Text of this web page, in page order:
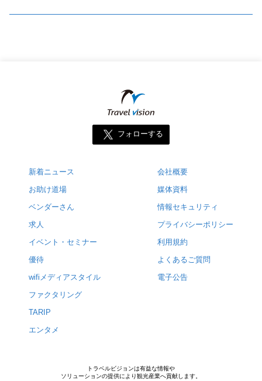
フォローする
新着ニュース
お助け道場
ベンダーさん
求人
イベント・セミナー
優待
wifiメディアスタイル
ファクタリング
TARIP
エンタメ
会社概要
媒体資料
情報セキュリティ
プライバシーポリシー
利用規約
よくあるご質問
電子公告
トラベルビジョンは有益な情報や
ソリューションの提供により観光産業へ貢献します。